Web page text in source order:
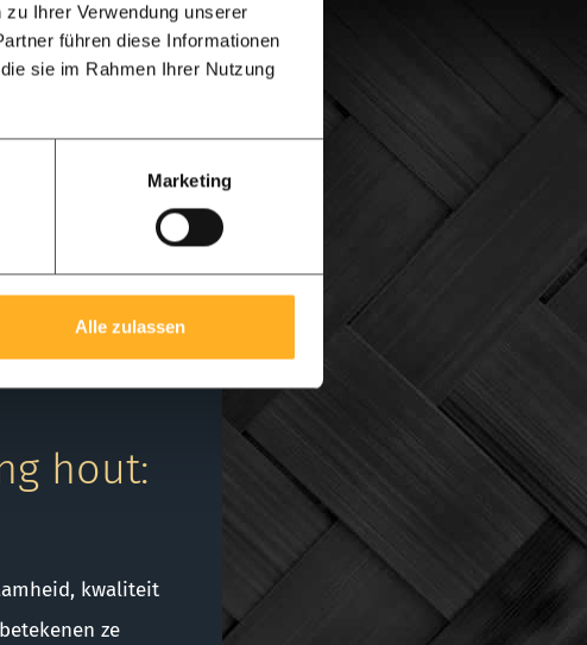
Ihrer Verwendung unserer
führen diese Informationen
sie im Rahmen Ihrer Nutzung
Marketing
Alle zulassen
hout:
kwaliteit
ze